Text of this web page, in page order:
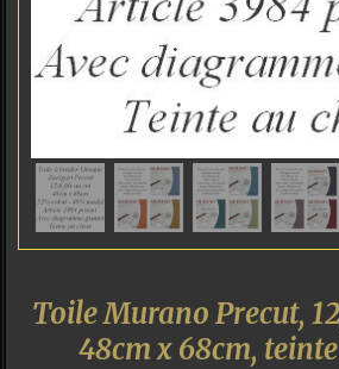
Toile Murano Precut,
48cm x 68cm,